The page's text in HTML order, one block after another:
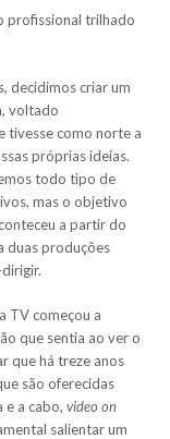
profissional trilhado
decidimos criar um
voltado
tivesse como norte a
próprias ideias.
todo tipo de
mas o objetivo
a partir do
duas produções
TV começou a
que sentia ao ver o
que há treze anos
são oferecidas
e a cabo,video on
salientar um